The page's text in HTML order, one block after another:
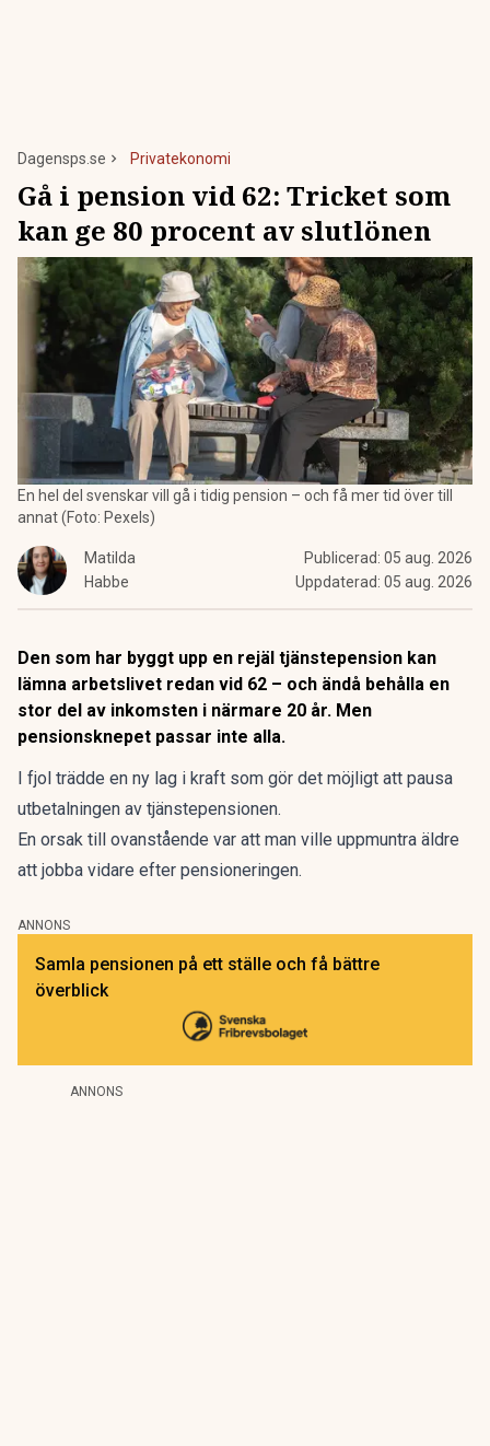
Dagensps.se Privatekonomi
Gå i pension vid 62: Tricket som
kan ge 80 procent av slutlönen
En hel del svenskar vill gå i tidig pension – och få mer tid över till
annat (Foto: Pexels)
Matilda
Habbe
Publicerad: 05 aug. 2026
Uppdaterad: 05 aug. 2026
Den som har byggt upp en rejäl tjänstepension kan
lämna arbetslivet redan vid 62 – och ändå behålla en
stor del av inkomsten i närmare 20 år. Men
pensionsknepet passar inte alla.
I fjol trädde en ny lag i kraft som gör det möjligt att pausa
utbetalningen av tjänstepensionen.
En orsak till ovanstående var att man ville uppmuntra äldre
att jobba vidare efter pensioneringen.
ANNONS
Samla pensionen på ett ställe och få bättre
överblick
ANNONS